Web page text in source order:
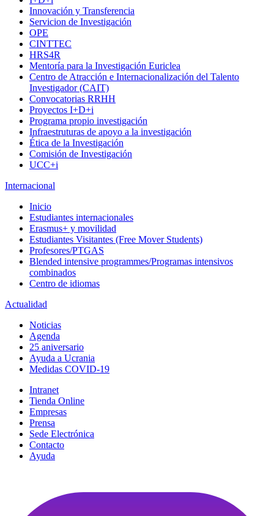
Innovación y Transferencia
Servicion de Investigación
OPE
CINTTEC
HRS4R
Mentoría para la Investigación Euriclea
Centro de Atracción e Internacionalización del Talento
Investigador (CAIT)
Convocatorias RRHH
Proyectos I+D+i
Programa propio investigación
Infraestruturas de apoyo a la investigación
Ética de la Investigación
Comisión de Investigación
UCC+i
Internacional
Inicio
Estudiantes internacionales
Erasmus+ y movilidad
Estudiantes Visitantes (Free Mover Students)
Profesores/PTGAS
Blended intensive programmes/Programas intensivos
combinados
Centro de idiomas
Actualidad
Noticias
Agenda
25 aniversario
Ayuda a Ucrania
Medidas COVID-19
Intranet
Tienda Online
Empresas
Prensa
Sede Electrónica
Contacto
Ayuda